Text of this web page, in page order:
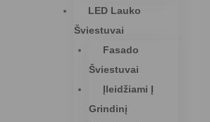
LED Lauko
Šviestuvai
Fasado
Šviestuvai
Įleidžiami Į
Grindinį